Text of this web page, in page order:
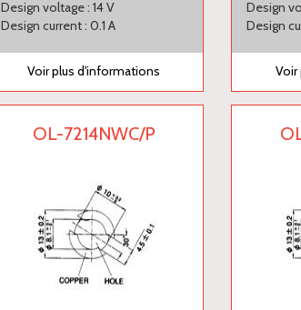
Design voltage : 14 V
Design current : 0.1 A
Voir plus d'informations
Design
Design
OL-7214NWC/P